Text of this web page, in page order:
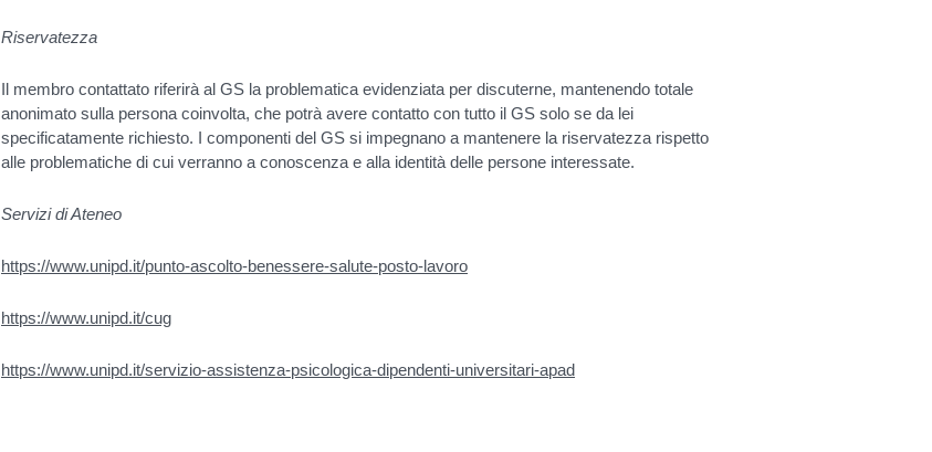
Riservatezza
Il membro contattato riferirà al GS la problematica evidenziata per discuterne, mantenendo totale
anonimato sulla persona coinvolta, che potrà avere contatto con tutto il GS solo se da lei
specificatamente richiesto. I componenti del GS si impegnano a mantenere la riservatezza rispetto
alle problematiche di cui verranno a conoscenza e alla identità delle persone interessate.
Servizi di Ateneo
https://www.unipd.it/punto-ascolto-benessere-salute-posto-lavoro
https://www.unipd.it/cug
https://www.unipd.it/servizio-assistenza-psicologica-dipendenti-universitari-apad